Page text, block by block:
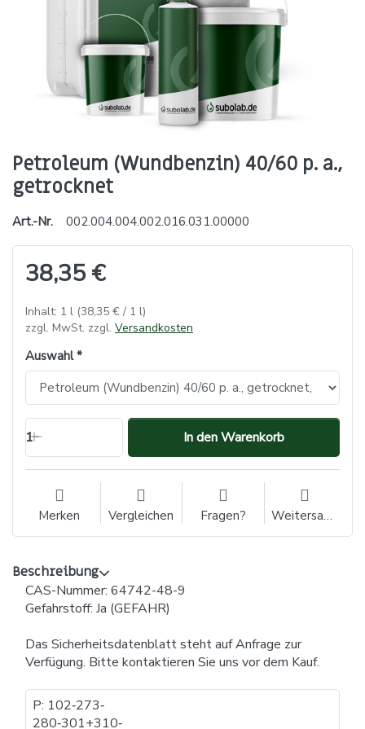
Petroleum (Wundbenzin) 40/60 p. a.,
getrocknet
Art.-Nr. 002.004.004.002.016.031.00000
38,35 €
Inhalt: 1 l (38,35 € / 1 l)
zzgl. MwSt. zzgl. Versandkosten
Auswahl
1 In den Warenkorb
Merken Vergleichen Fragen? Weitersagen
Beschreibung
CAS-Nummer: 64742-48-9
Gefahrstoff: Ja (GEFAHR)
Das Sicherheitsdatenblatt steht auf Anfrage zur
Verfügung. Bitte kontaktieren Sie uns vor dem Kauf.
P: 102​‐​273​‐​
280​‐​301+310​‐​